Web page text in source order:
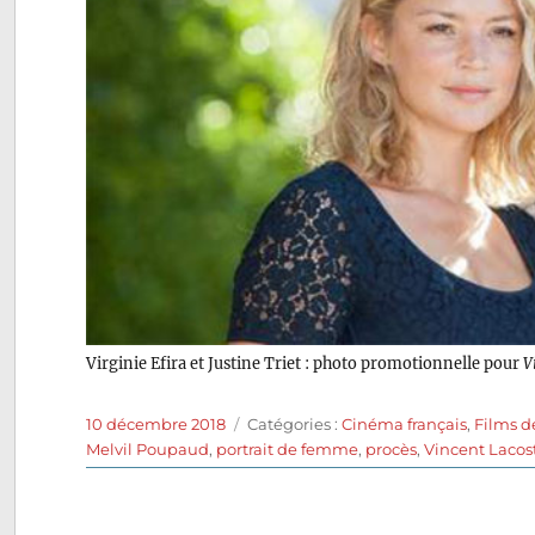
Virginie Efira et Justine Triet : photo promotionnelle pour
Publié
le
10 décembre 2018 Catégories
Catégories :Cinéma français, Films
Melvil Poupaud, portrait de femme, procès,Vincent